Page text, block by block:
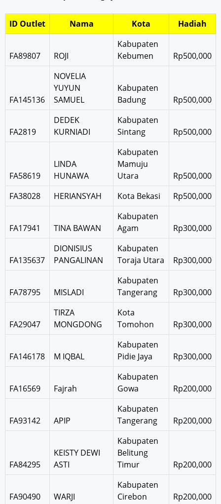
ID Outlet Nama Kota Hadiah
FA89807 ROJI
Kabupaten
Kebumen
Rp500,000
FA145136
NOVELIA
YUYUN
SAMUEL
Kabupaten
Badung
Rp500,000
FA2819
DEDEK
KURNIADI
Kabupaten
Sintang
Rp500,000
FA58619
LINDA
HUNAWA
Kabupaten
Mamuju
Utara
Rp500,000
FA38028
HERIANSYAH Kota Bekasi Rp500,000
FA17941 TINA BAWAN
Kabupaten
Agam
Rp300,000
FA135637
DIONISIUS
PANGALINAN
Kabupaten
Toraja Utara
Rp300,000
FA78795 MISLADI
Kabupaten
Tangerang
Rp300,000
FA29047
TIRZA
MONGDONG
Kota
Tomohon
Rp300,000
FA146178 M IQBAL
Kabupaten
Pidie Jaya
Rp300,000
FA16569 Fajrah
Kabupaten
Gowa
Rp200,000
FA93142 APIP
Kabupaten
Tangerang
Rp200,000
FA84295
KEISTY DEWI
ASTI
Kabupaten
Belitung
Timur
Rp200,000
FA90490 WARJI
Kabupaten
Cirebon
Rp200,000